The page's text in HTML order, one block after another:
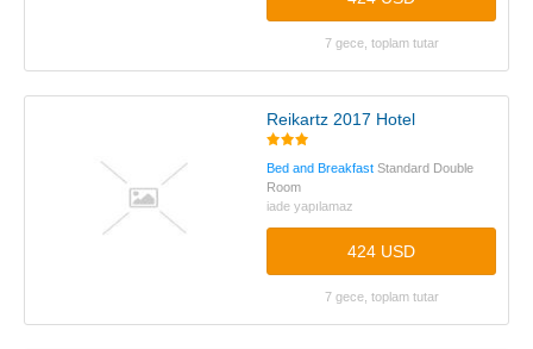
7 gece, toplam tutar
Reikartz 2017 Hotel
Bed and Breakfast Standard Double
Room
iade yapılamaz
424 USD
7 gece, toplam tutar